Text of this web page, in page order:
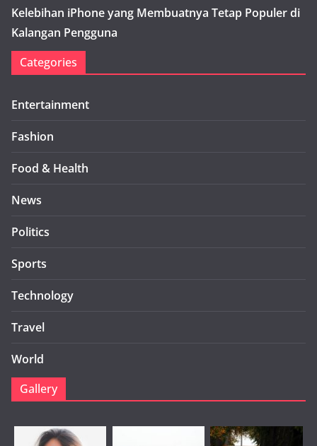
Kelebihan iPhone yang Membuatnya Tetap Populer di
Kalangan Pengguna
Categories
Entertainment
Fashion
Food & Health
News
Politics
Sports
Technology
Travel
World
Gallery